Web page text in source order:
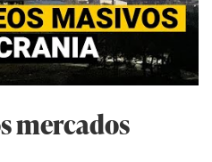
mercados